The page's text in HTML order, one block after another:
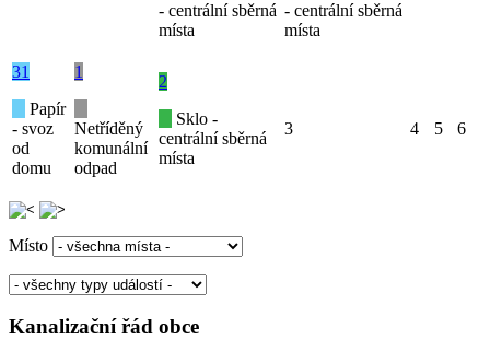
- centrální sběrná
místa
- centrální sběrná
místa
31
Papír
- svoz
od
domu
1
Netříděný
komunální
odpad
2
Sklo -
centrální sběrná
místa
3 4 5 6
Místo
Kanalizační řád obce